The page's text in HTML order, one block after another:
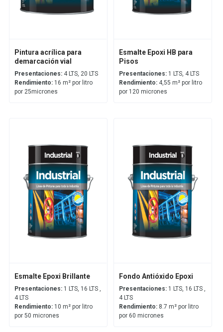
Pintura acrílica para
demarcación vial
Presentaciones:4 LTS, 20 LTS
Rendimiento:16 m² por litro
por 25micrones
Esmalte Epoxi HB para
Pisos
Presentaciones:1 LTS, 4 LTS
Rendimiento:4,55 m² por litro
por 120 micrones
Esmalte Epoxi Brillante
Presentaciones:1 LTS, 16 LTS ,
4 LTS
Rendimiento:10 m² por litro
por 50 micrones
Fondo Antióxido Epoxi
Presentaciones:1 LTS, 16 LTS ,
4 LTS
Rendimiento:8.7 m² por litro
por 60 micrones